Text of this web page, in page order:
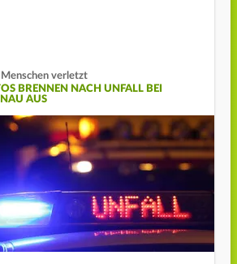
verletzt
BRENNEN NACH UNFALL BEI
AUS